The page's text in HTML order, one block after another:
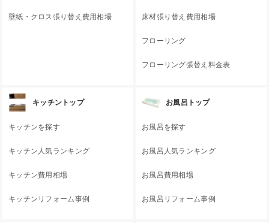
壁紙・クロス張り替え費用相場 床材張り替え費用相場
フローリング
フローリング張替え料金表
キッチントップ
キッチンを探す
キッチン人気ランキング
キッチン費用相場
キッチンリフォーム事例
お風呂トップ
お風呂を探す
お風呂人気ランキング
お風呂費用相場
お風呂リフォーム事例